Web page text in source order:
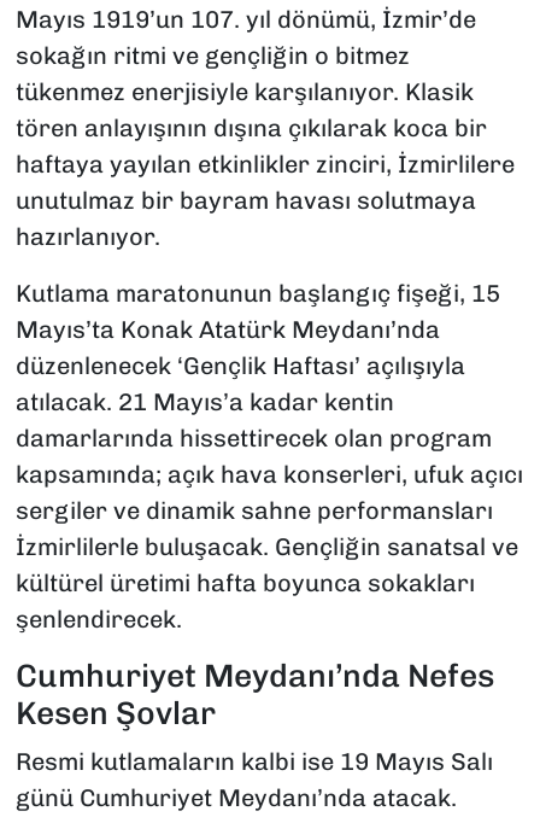
Mayıs 1919’un 107. yıl dönümü, İzmir’de
sokağın ritmi ve gençliğin o bitmez
tükenmez enerjisiyle karşılanıyor. Klasik
tören anlayışının dışına çıkılarak koca bir
haftaya yayılan etkinlikler zinciri, İzmirlilere
unutulmaz bir bayram havası solutmaya
hazırlanıyor.
Kutlama maratonunun başlangıç fişeği, 15
Mayıs’ta Konak Atatürk Meydanı’nda
düzenlenecek ‘Gençlik Haftası’ açılışıyla
atılacak. 21 Mayıs’a kadar kentin
damarlarında hissettirecek olan program
kapsamında; açık hava konserleri, ufuk açıcı
sergiler ve dinamik sahne performansları
İzmirlilerle buluşacak. Gençliğin sanatsal ve
kültürel üretimi hafta boyunca sokakları
şenlendirecek.
Cumhuriyet Meydanı’nda Nefes
Kesen Şovlar
Resmi kutlamaların kalbi ise 19 Mayıs Salı
günü Cumhuriyet Meydanı’nda atacak.